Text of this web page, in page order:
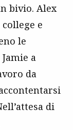
bivio. Alex
e
le
a
da
di